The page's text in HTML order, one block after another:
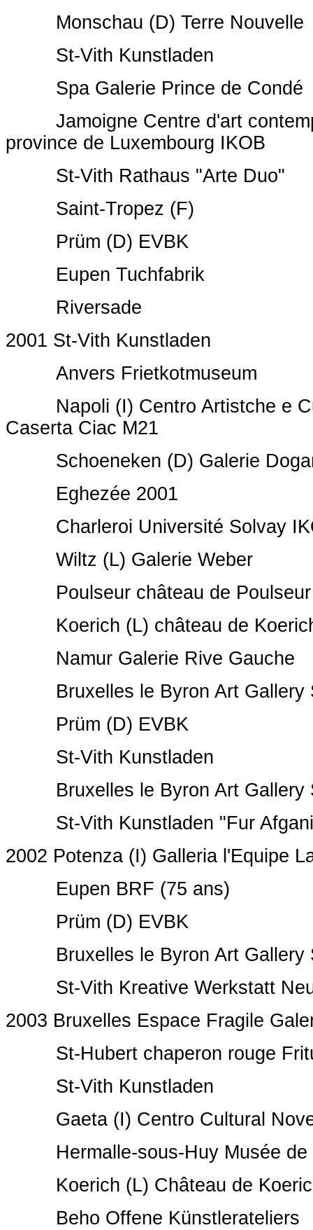
Monschau (D) Terre Nouvelle
St-Vith Kunstladen
Spa Galerie Prince de Condé
Jamoigne Centre d'art
province de Luxembourg IKOB
St-Vith Rathaus "Arte Duo"
Saint-Tropez (F)
Prüm (D) EVBK
Eupen Tuchfabrik
Riversade
2001 St-Vith Kunstladen
Anvers Frietkotmuseum
Napoli (I) Centro Artistche e
Caserta Ciac M21
Schoeneken (D) Galerie
Eghezée 2001
Charleroi Université Solvay
Wiltz (L) Galerie Weber
Poulseur château de Poulseur
Koerich (L) château de
Namur Galerie Rive Gauche
Bruxelles le Byron Art Gallery
Prüm (D) EVBK
St-Vith Kunstladen
Bruxelles le Byron Art Gallery
St-Vith Kunstladen "Fur
2002 Potenza (I) Galleria l'Equipe
Eupen BRF (75 ans)
Prüm (D) EVBK
Bruxelles le Byron Art Gallery
St-Vith Kreative Werkstatt
2003 Bruxelles Espace Fragile
St-Hubert chaperon rouge
St-Vith Kunstladen
Gaeta (I) Centro Cultural
Hermalle-sous-Huy Musée de
Koerich (L) Château de
Beho Offene Künstlerateliers